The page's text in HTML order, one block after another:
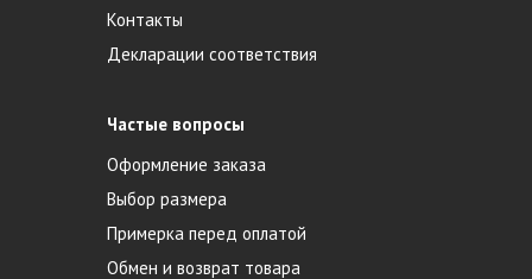
Контакты
Декларации соответствия
Частые вопросы
Оформление заказа
Выбор размера
Примерка перед оплатой
Обмен и возврат товара